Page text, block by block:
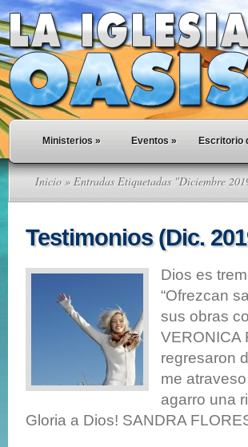
Ministerios » Eventos » Escritorio
Inicio » Entradas Etiquetadas "Diciembre
Testimonios (Dic.
Dios es
“Ofrezcan
sus obras
VERONICA
regresaron
me
agarro una
Gloria a Dios! SANDRA